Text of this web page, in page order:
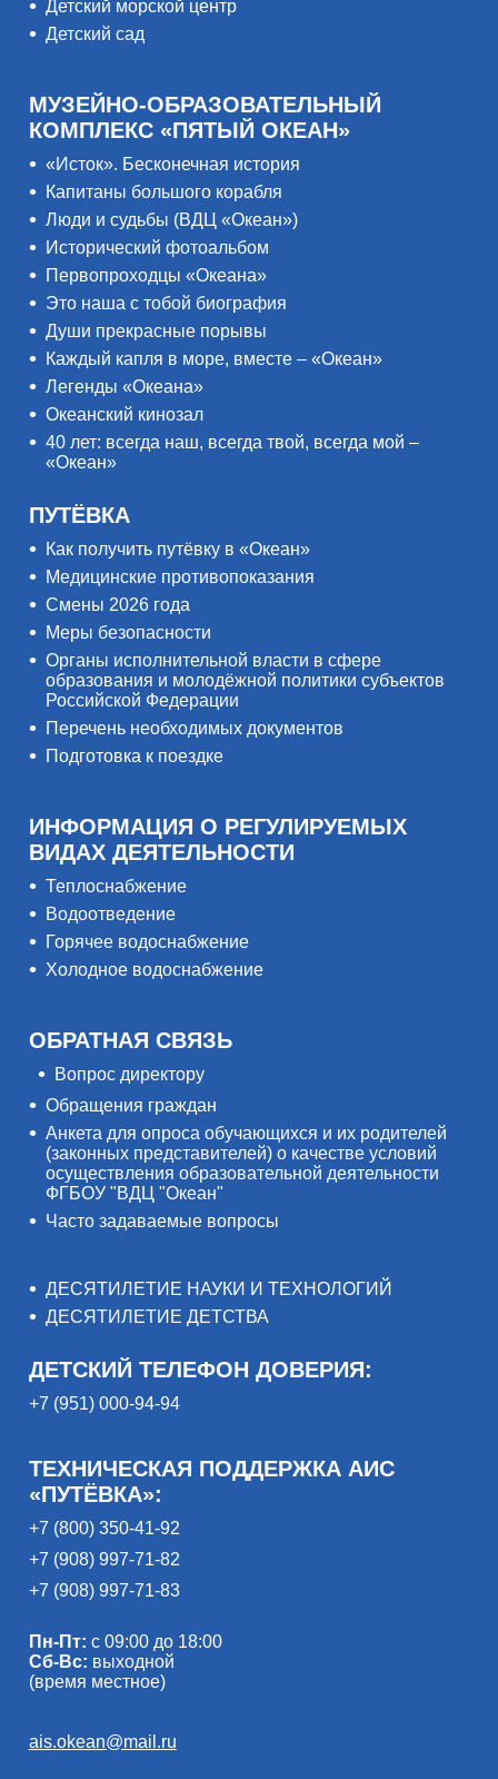
Детский морской центр
Детский сад
МУЗЕЙНО-ОБРАЗОВАТЕЛЬНЫЙ
КОМПЛЕКС «ПЯТЫЙ ОКЕАН»
«Исток». Бесконечная история
Капитаны большого корабля
Люди и судьбы (ВДЦ «Океан»)
Исторический фотоальбом
Первопроходцы «Океана»
Это наша с тобой биография
Души прекрасные порывы
Каждый капля в море, вместе – «Океан»
Легенды «Океана»
Океанский кинозал
40 лет: всегда наш, всегда твой, всегда мой –
«Океан»
ПУТЁВКА
Как получить путёвку в «Океан»
Медицинские противопоказания
Смены 2026 года
Меры безопасности
Органы исполнительной власти в сфере
образования и молодёжной политики субъектов
Российской Федерации
Перечень необходимых документов
Подготовка к поездке
ИНФОРМАЦИЯ О РЕГУЛИРУЕМЫХ
ВИДАХ ДЕЯТЕЛЬНОСТИ
Теплоснабжение
Водоотведение
Горячее водоснабжение
Холодное водоснабжение
ОБРАТНАЯ СВЯЗЬ
Вопрос директору
Обращения граждан
Анкета для опроса обучающихся и их родителей
(законных представителей) о качестве условий
осуществления образовательной деятельности
ФГБОУ "ВДЦ "Океан"
Часто задаваемые вопросы
ДЕСЯТИЛЕТИЕ НАУКИ И ТЕХНОЛОГИЙ
ДЕСЯТИЛЕТИЕ ДЕТСТВА
ДЕТСКИЙ ТЕЛЕФОН ДОВЕРИЯ:
+7 (951) 000-94-94
ТЕХНИЧЕСКАЯ ПОДДЕРЖКА АИС
«ПУТЁВКА»:
+7 (800) 350-41-92
+7 (908) 997-71-82
+7 (908) 997-71-83
Пн-Пт: с 09:00 до 18:00
Сб-Вс: выходной
(время местное)
ais.okean@mail.ru